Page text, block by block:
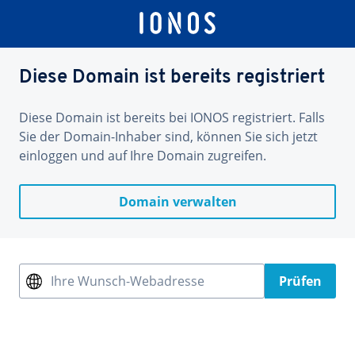
Diese Domain ist bereits registriert
Diese Domain ist bereits bei IONOS registriert. Falls
Sie der Domain-Inhaber sind, können Sie sich jetzt
einloggen und auf Ihre Domain zugreifen.
Domain verwalten
Ihre Wunsch-Webadresse Prüfen